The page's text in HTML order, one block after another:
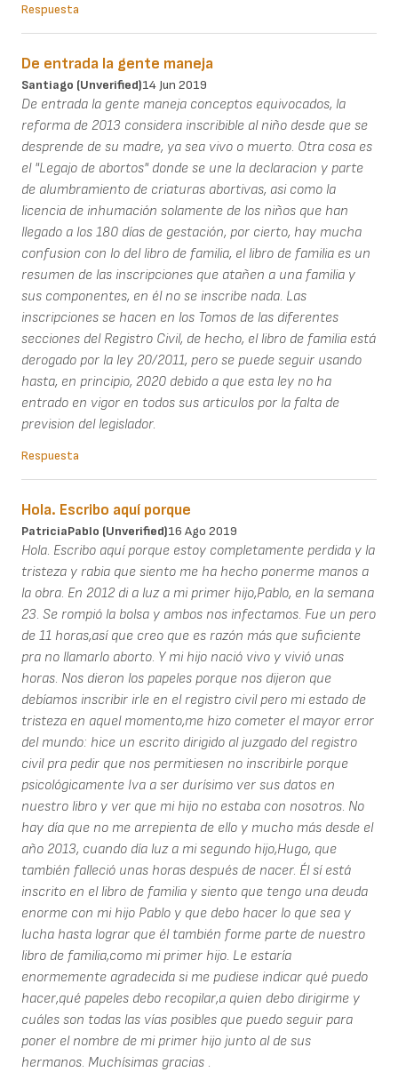
Respuesta
De entrada la gente maneja
Santiago (unverified)14 Jun 2019
De entrada la gente maneja conceptos equivocados, la
reforma de 2013 considera inscribible al niño desde que se
desprende de su madre, ya sea vivo o muerto. Otra cosa es
el "Legajo de abortos" donde se une la declaracion y parte
de alumbramiento de criaturas abortivas, asi como la
licencia de inhumación solamente de los niños que han
llegado a los 180 días de gestación, por cierto, hay mucha
confusion con lo del libro de familia, el libro de familia es un
resumen de las inscripciones que atañen a una familia y
sus componentes, en él no se inscribe nada. Las
inscripciones se hacen en los Tomos de las diferentes
secciones del Registro Civil, de hecho, el libro de familia está
derogado por la ley 20/2011, pero se puede seguir usando
hasta, en principio, 2020 debido a que esta ley no ha
entrado en vigor en todos sus articulos por la falta de
prevision del legislador.
Respuesta
Hola. Escribo aquí porque
PatriciaPablo (unverified)16 Ago 2019
Hola. Escribo aquí porque estoy completamente perdida y la
tristeza y rabia que siento me ha hecho ponerme manos a
la obra. En 2012 di a luz a mi primer hijo,Pablo, en la semana
23. Se rompió la bolsa y ambos nos infectamos. Fue un pero
de 11 horas,así que creo que es razón más que suficiente
pra no llamarlo aborto. Y mi hijo nació vivo y vivió unas
horas. Nos dieron los papeles porque nos dijeron que
debíamos inscribir irle en el registro civil pero mi estado de
tristeza en aquel momento,me hizo cometer el mayor error
del mundo: hice un escrito dirigido al juzgado del registro
civil pra pedir que nos permitiesen no inscribirle porque
psicológicamente Iva a ser durísimo ver sus datos en
nuestro libro y ver que mi hijo no estaba con nosotros. No
hay día que no me arrepienta de ello y mucho más desde el
año 2013, cuando día luz a mi segundo hijo,Hugo, que
también falleció unas horas después de nacer. Él sí está
inscrito en el libro de familia y siento que tengo una deuda
enorme con mi hijo Pablo y que debo hacer lo que sea y
lucha hasta lograr que él también forme parte de nuestro
libro de familia,como mi primer hijo. Le estaría
enormemente agradecida si me pudiese indicar qué puedo
hacer,qué papeles debo recopilar,a quien debo dirigirme y
cuáles son todas las vías posibles que puedo seguir para
poner el nombre de mi primer hijo junto al de sus
hermanos. Muchísimas gracias .